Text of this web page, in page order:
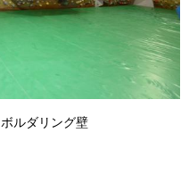
ルダリング壁